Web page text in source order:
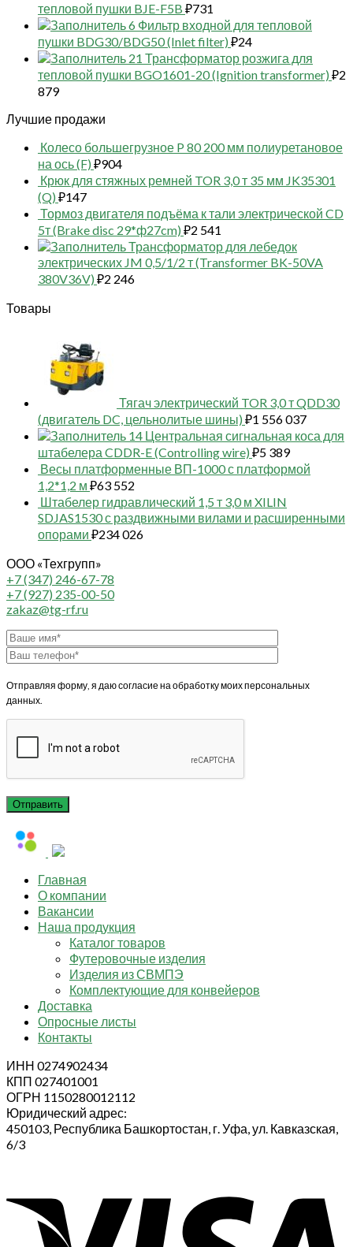
тепловой пушки BJE-F5B ₽731
6 Фильтр входной для тепловой
пушки BDG30/BDG50 (Inlet filter) ₽24
21 Трансформатор розжига для
тепловой пушки BGO1601-20 (Ignition transformer) ₽2
879
Лучшие продажи
Колесо большегрузное P 80 200 мм полиуретановое
на ось (F) ₽904
Крюк для стяжных ремней TOR 3,0 т 35 мм JK35301
(Q) ₽147
Тормоз двигателя подъёма к тали электрической CD
5т (Brake disc 29*ф27cm) ₽2 541
Трансформатор для лебедок
электрических JM 0,5/1/2 т (Transformer BK-50VA
380V36V) ₽2 246
Товары
Тягач электрический TOR 3,0 т QDD30
(двигатель DC, цельнолитые шины) ₽1 556 037
14 Центральная сигнальная коса для
штабелера CDDR-E (Controlling wire) ₽5 389
Весы платформенные ВП-1000 с платформой
1,2*1,2 м ₽63 552
Штабелер гидравлический 1,5 т 3,0 м XILIN
SDJAS1530 с раздвижными вилами и расширенными
опорами ₽234 026
ООО «Техгрупп»
+7 (347) 246-67-78
+7 (927) 235-00-50
zakaz@tg-rf.ru
Отправляя форму, я даю согласие на обработку моих персональных
данных.
Главная
О компании
Вакансии
Наша продукция
Каталог товаров
Футеровочные изделия
Изделия из СВМПЭ
Комплектующие для конвейеров
Доставка
Опросные листы
Контакты
ИНН 0274902434
КПП 027401001
ОГРН 1150280012112
Юридический адрес:
450103, Республика Башкортостан, г. Уфа, ул. Кавказская,
6/3